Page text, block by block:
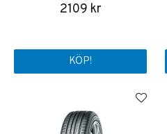
2109 kr
KÖP!